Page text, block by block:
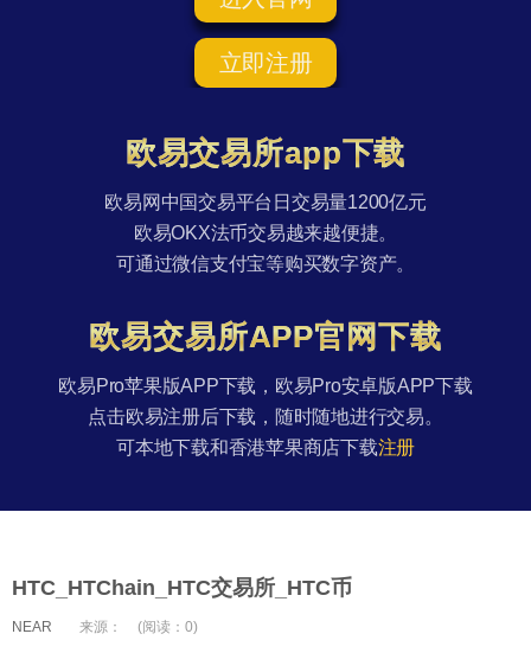
立即注册
欧易交易所app下载
欧易网中国交易平台日交易量1200亿元
欧易OKX法币交易越来越便捷。
可通过微信支付宝等购买数字资产。
欧易交易所APP官网下载
欧易Pro苹果版APP下载，欧易Pro安卓版APP下载
点击欧易注册后下载，随时随地进行交易。
可本地下载和香港苹果商店下载注册
HTC_HTChain_HTC交易所_HTC币
NEAR 来源： (阅读：0)